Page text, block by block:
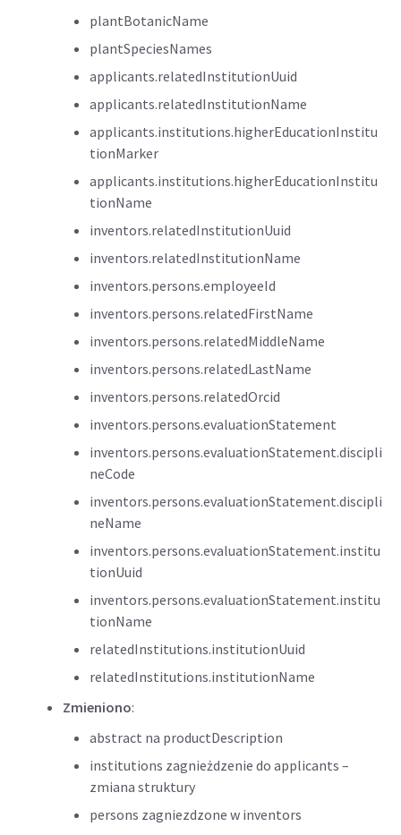
plantBotanicName
plantSpeciesNames
applicants.relatedInstitutionUuid
applicants.relatedInstitutionName
applicants.institutions.higherEducationInstitu
tionMarker
applicants.institutions.higherEducationInstitu
tionName
inventors.relatedInstitutionUuid
inventors.relatedInstitutionName
inventors.persons.employeeId
inventors.persons.relatedFirstName
inventors.persons.relatedMiddleName
inventors.persons.relatedLastName
inventors.persons.relatedOrcid
inventors.persons.evaluationStatement
inventors.persons.evaluationStatement.discipli
neCode
inventors.persons.evaluationStatement.discipli
neName
inventors.persons.evaluationStatement.institu
tionUuid
inventors.persons.evaluationStatement.institu
tionName
relatedInstitutions.institutionUuid
relatedInstitutions.institutionName
Zmieniono:
abstract na productDescription
institutions zagnieżdzenie do applicants –
zmiana struktury
persons zagniezdzone w inventors